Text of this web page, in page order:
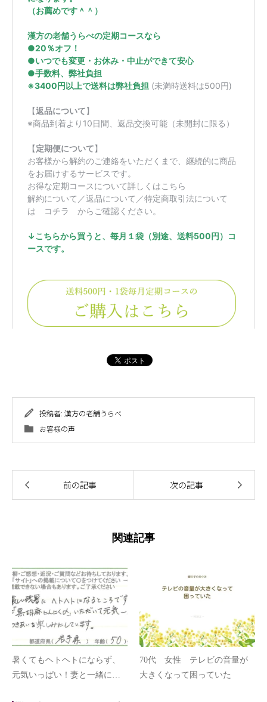
投稿者: 漢方の老舗うらべ
お客様の声
前の記事 次の記事
関連記事
暑くてもヘトヘトにならず、
元気いっぱい！妻と一緒に愛
70代 女性 テレビの音量が
大きくなって困っていた